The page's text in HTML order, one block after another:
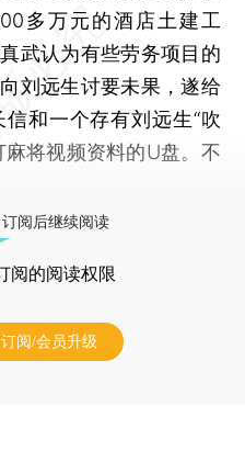
多万元的酒店土建工
武认为有些劳务项目的
刘远生讨要未果，遂给
和一个存有刘远生“吹
将视频资料的U盘。不
阅后继续阅读
阅的阅读权限
订阅/会员升级